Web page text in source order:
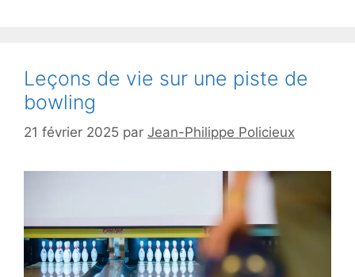
Leçons de vie sur une piste de
bowling
21 février 2025 par Jean-Philippe Policieux